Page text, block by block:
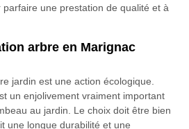
une prestation de qualité et à
arbre en Marignac
jardin est une action écologique.
un enjolivement vraiment important
au jardin. Le choix doit être bien
une longue durabilité et une